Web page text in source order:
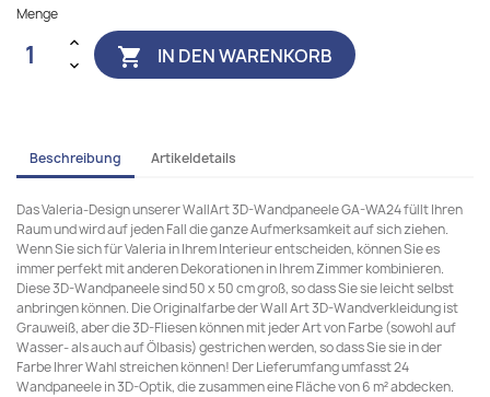
Menge
 IN DEN WARENKORB
Beschreibung Artikeldetails
Das Valeria-Design unserer WallArt 3D-Wandpaneele GA-WA24 füllt Ihren
Raum und wird auf jeden Fall die ganze Aufmerksamkeit auf sich ziehen.
Wenn Sie sich für Valeria in Ihrem Interieur entscheiden, können Sie es
immer perfekt mit anderen Dekorationen in Ihrem Zimmer kombinieren.
Diese 3D-Wandpaneele sind 50 x 50 cm groß, so dass Sie sie leicht selbst
anbringen können. Die Originalfarbe der Wall Art 3D-Wandverkleidung ist
Grauweiß, aber die 3D-Fliesen können mit jeder Art von Farbe (sowohl auf
Wasser- als auch auf Ölbasis) gestrichen werden, so dass Sie sie in der
Farbe Ihrer Wahl streichen können! Der Lieferumfang umfasst 24
Wandpaneele in 3D-Optik, die zusammen eine Fläche von 6 m² abdecken.